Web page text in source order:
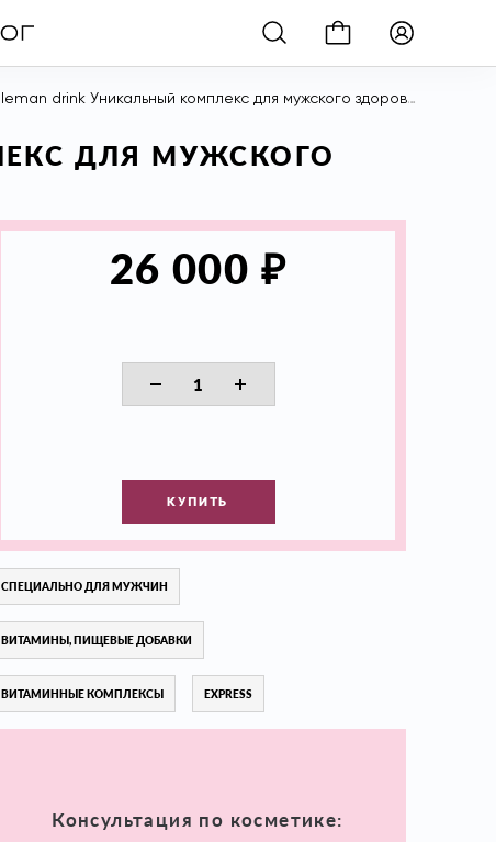
drink Уникальный комплекс для мужского здоровья, 10 шт
ДЛЯ МУЖСКОГО
26 000 ₽
КУПИТЬ
СПЕЦИАЛЬНО ДЛЯ МУЖЧИН
ВИТАМИНЫ, ПИЩЕВЫЕ ДОБАВКИ
ВИТАМИННЫЕ КОМПЛЕКСЫ EXPRESS
Консультация по косметике: